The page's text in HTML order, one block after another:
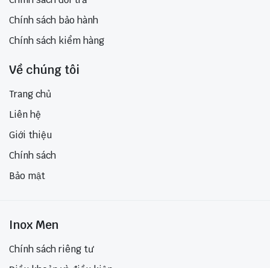
Chính sách bảo hành
Chính sách kiểm hàng
Về chúng tôi
Trang chủ
Liên hệ
Giới thiệu
Chính sách
Bảo mật
Inox Men
Chính sách riêng tư